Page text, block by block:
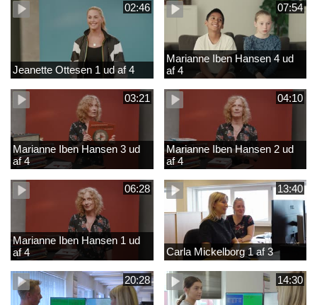
02:46
Jeanette Ottesen 1 ud af 4
07:54
Marianne Iben Hansen 4 ud
af 4
03:21
Marianne Iben Hansen 3 ud
af 4
04:10
Marianne Iben Hansen 2 ud
af 4
06:28
Marianne Iben Hansen 1 ud
af 4
13:40
Carla Mickelborg 1 af 3
20:28 14:30